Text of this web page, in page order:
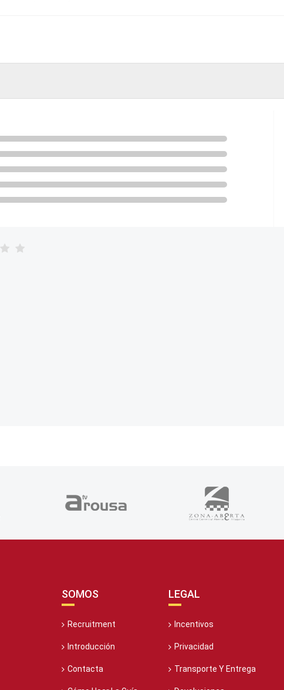
SOMOS
Recruitment
Introducción
Contacta
LEGAL
Incentivos
Privacidad
Transporte Y Entrega